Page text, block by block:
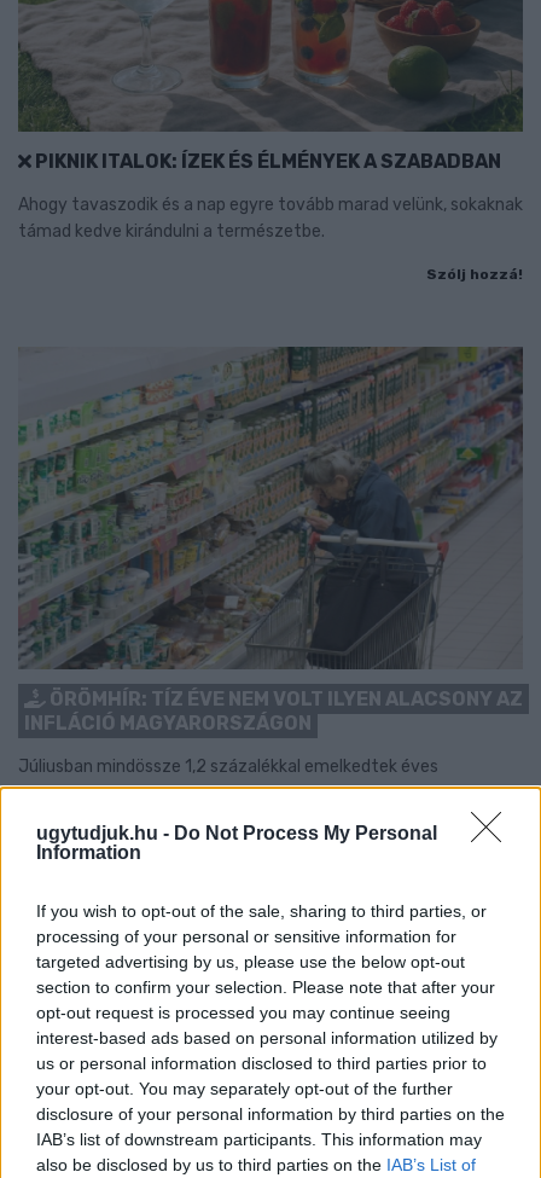
ugytudjuk.hu - Do Not Process My Personal
Information
If you wish to opt-out of the sale, sharing to third parties, or
processing of your personal or sensitive information for
targeted advertising by us, please use the below opt-out
section to confirm your selection. Please note that after your
opt-out request is processed you may continue seeing
interest-based ads based on personal information utilized by
us or personal information disclosed to third parties prior to
your opt-out. You may separately opt-out of the further
disclosure of your personal information by third parties on the
IAB’s list of downstream participants. This information may
also be disclosed by us to third parties on the IAB’s List of
PIKNIK ITALOK: ÍZEK ÉS ÉLMÉNYEK A SZABADBAN
Ahogy tavaszodik és a nap egyre tovább marad velünk, sokaknak
támad kedve kirándulni a természetbe.
Szólj hozzá!
ÖRÖMHÍR: TÍZ ÉVE NEM VOLT ILYEN ALACSONY AZ
INFLÁCIÓ MAGYARORSZÁGON
Júliusban mindössze 1,2 százalékkal emelkedtek éves
összevetésben a fogyasztói árak, miközben az élelmiszerek ára